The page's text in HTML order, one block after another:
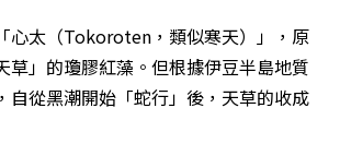
心太（Tokoroten，類似寒天）」，原
草」的瓊膠紅藻。但根據伊豆半島地質
自從黑潮開始「蛇行」後，天草的收成